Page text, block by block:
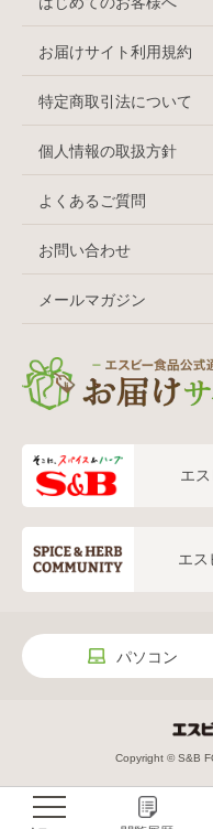
お届けサイト利用規約
特定商取引法について
個人情報の取扱方針
よくあるご質問
お問い合わせ
メールマガジン
エ
エス
パソコン
Copyright © S&B